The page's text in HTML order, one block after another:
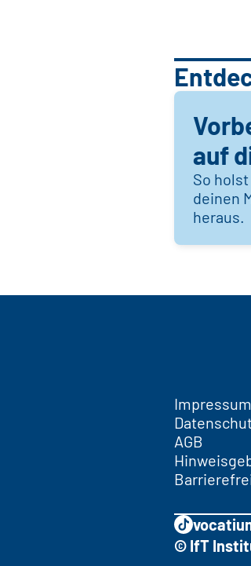
auf
So
deinen
heraus.
Impressum
AGB
© IfT